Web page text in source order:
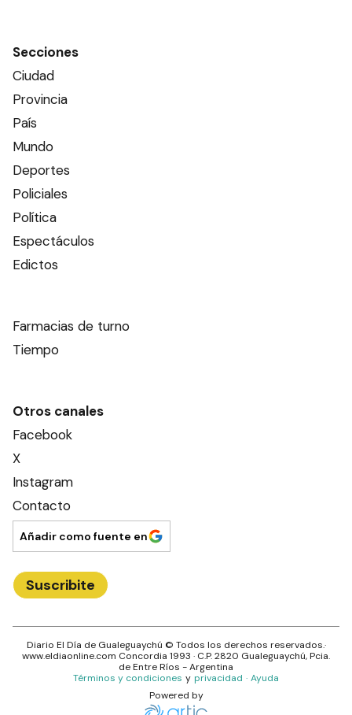
Secciones
Ciudad
Provincia
País
Mundo
Deportes
Policiales
Política
Espectáculos
Edictos
Farmacias de turno
Tiempo
Otros canales
Facebook
X
Instagram
Contacto
Añadir como fuente en
Suscribite
Diario El Día de Gualeguaychú © Todos los derechos reservados.·
www.eldiaonline.com Concordia 1993 · C.P.2820 Gualeguaychú, Pcia.
deEntre Ríos - Argentina
Términos y condiciones y privacidad · Ayuda
Powered by